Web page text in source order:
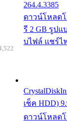
264.4.3385
ดาวน์โหลด
รี 2 GB รูปแ
บไฟล์ แชร์ไ
เช็ค HDD)
ดาวน์โหลดโ